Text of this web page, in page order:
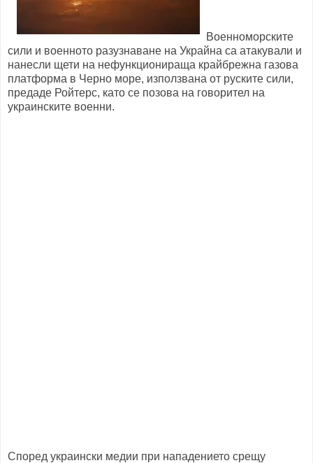
Военноморските
сили и военното разузнаване на Украйна са атакували и
нанесли щети на нефункционираща крайбрежна газова
платформа в Черно море, използвана от руските сили,
предаде Ройтерс, като се позова на говорител на
украинските военни.
Според украински медии при нападението срещу